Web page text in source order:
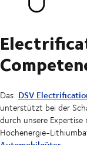
Das DSV
unterstützt bei der
durch unsere
Hochenergie-